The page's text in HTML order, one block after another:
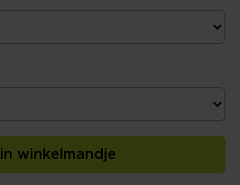
in winkelmandje